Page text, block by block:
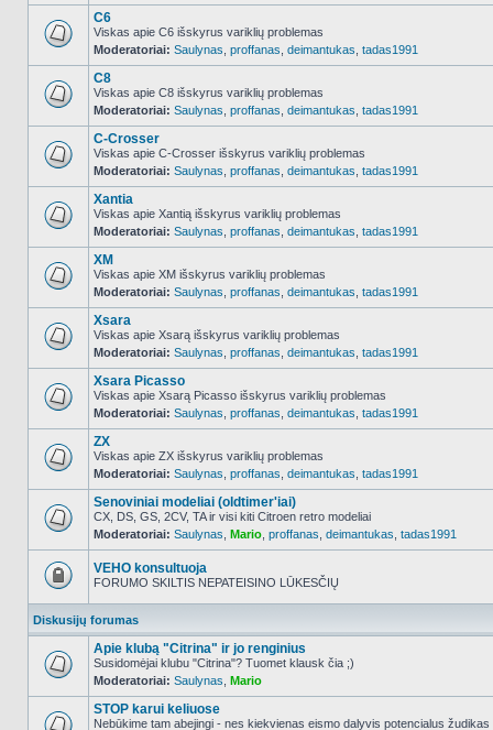
NO_UNREAD_POSTS
C6
Viskas apie C6 išskyrus variklių problemas
Moderatoriai: Saulynas proffanas deimantukas tadas1991
NO_UNREAD_POSTS
C8
Viskas apie C8 išskyrus variklių problemas
Moderatoriai: Saulynas proffanas deimantukas tadas1991
NO_UNREAD_POSTS
C-Crosser
Viskas apie C-Crosser išskyrus variklių problemas
Moderatoriai: Saulynas proffanas deimantukas tadas1991
NO_UNREAD_POSTS
Xantia
Viskas apie Xantią išskyrus variklių problemas
Moderatoriai: Saulynas proffanas deimantukas tadas1991
NO_UNREAD_POSTS
XM
Viskas apie XM išskyrus variklių problemas
Moderatoriai: Saulynas proffanas deimantukas tadas1991
NO_UNREAD_POSTS
Xsara
Viskas apie Xsarą išskyrus variklių problemas
Moderatoriai: Saulynas proffanas deimantukas tadas1991
NO_UNREAD_POSTS
Xsara Picasso
Viskas apie Xsarą Picasso išskyrus variklių problemas
Moderatoriai: Saulynas proffanas deimantukas tadas1991
NO_UNREAD_POSTS
ZX
Viskas apie ZX išskyrus variklių problemas
Moderatoriai: Saulynas proffanas deimantukas tadas1991
NO_UNREAD_POSTS
Senoviniai modeliai (oldtimer'iai)
CX, DS, GS, 2CV, TA ir visi kiti Citroen retro modeliai
Moderatoriai: Saulynas Mario proffanas deimantukas tadas1991
užrakintas
VEHO konsultuoja
FORUMO SKILTIS NEPATEISINO LŪKESČIŲ
Diskusijų forumas
NO_UNREAD_POSTS
Apie klubą "Citrina" ir jo renginius
Susidomėjai klubu "Citrina"? Tuomet klausk čia ;)
Moderatoriai: Saulynas Mario
STOP karui keliuose
Nebūkime tam abejingi - nes kiekvienas eismo dalyvis potencialus žudikas